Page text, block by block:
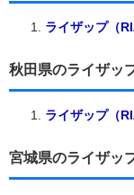
ライザップ（
秋田県のライザッ
ライザップ（
宮城県のライザッ